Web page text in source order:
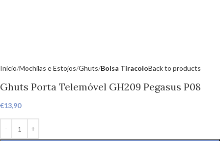
Início Mochilas e Estojos Ghuts Bolsa TiracoloBack to products
Ghuts Porta Telemóvel GH209 Pegasus P08
€13,90